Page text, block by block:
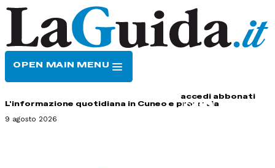
OPEN MAIN MENU
accedi abbonati
L'informazione quotidiana in Cuneo e provincia
9 agosto 2026